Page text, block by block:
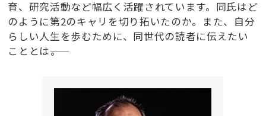
育、研究活動など幅広く活躍されています。同氏はど
のように第2のキャリを切り拓いたのか。また、自分
らしい人生を歩むために、同世代の読者に伝えたい
こととは――。